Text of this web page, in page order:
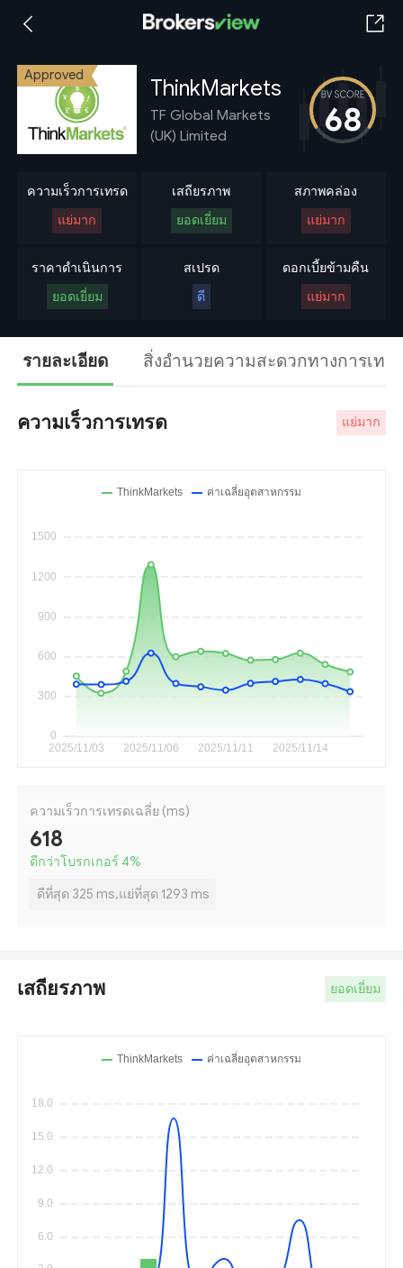
Approved ThinkMarkets
TF Global Markets
(UK) Limited
68
ความเร็วการเทรด
แย่มาก
เสถียรภาพ
ยอดเยี่ยม
สภาพคล่อง
แย่มาก
ราคาดำเนินการ
ยอดเยี่ยม
สเปรด
ดี
ดอกเบี้ยข้ามคืน
แย่มาก
รายละเอียด สิ่งอำนวยความสะดวกทางการเทร
ความเร็วการเทรด แย่มาก
ความเร็วการเทรดเฉลี่ย (ms)
618
ดีกว่าโบรกเกอร์ 4%
ดีที่สุด 325 ms,แย่ที่สุด 1293 ms
เสถียรภาพ ยอดเยี่ยม